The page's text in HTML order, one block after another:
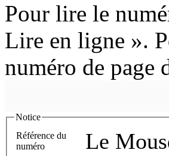
Pour lire le
Lire en ligne ».
numéro de page
Notice
Référence du
numéro
Le